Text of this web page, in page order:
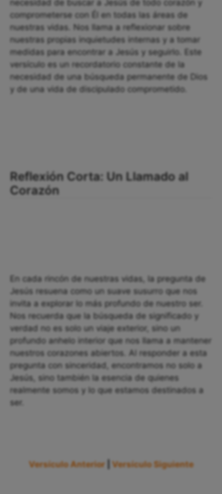
necesidad de buscar a Jesús de todo corazón y
comprometerse con Él en todas las áreas de
nuestras vidas. Nos llama a reflexionar sobre
nuestras propias inquietudes internas y a tomar
medidas para encontrar a Jesús y seguirlo. Este
versículo es un recordatorio constante de la
necesidad de una búsqueda permanente de Dios
y de una vida de discipulado comprometido.
Reflexión Corta: Un Llamado al
Corazón
En cada rincón de nuestras vidas, la pregunta de
Jesús resuena como un suave susurro que nos
invita a explorar lo más profundo de nuestro ser.
Nos recuerda que la búsqueda de significado y
verdad no es solo un viaje exterior, sino un
profundo anhelo interior que nos llama a mantener
nuestros corazones abiertos. Al responder a esta
pregunta con sinceridad, encontramos no solo a
Jesús, sino también la esencia de quienes
realmente somos y lo que estamos destinados a
ser.
Versículo Anterior Versículo Siguiente